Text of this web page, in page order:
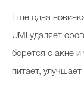
Еще одна
UMI удаляет
борется с акне
питает,